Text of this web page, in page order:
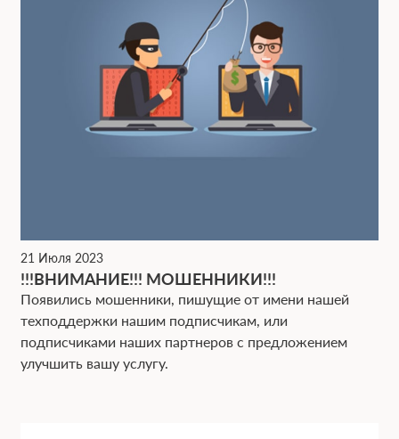
21 Июля 2023
!!!ВНИМАНИЕ!!! МОШЕННИКИ!!!
Появились мошенники, пишущие от имени нашей
техподдержки нашим подписчикам, или
подписчиками наших партнеров с предложением
улучшить вашу услугу.